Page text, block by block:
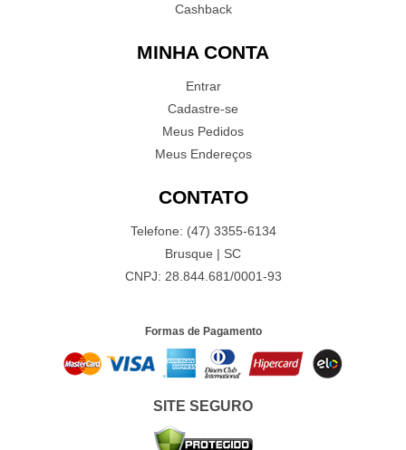
Cashback
MINHA CONTA
Entrar
Cadastre-se
Meus Pedidos
Meus Endereços
CONTATO
Telefone: (47) 3355-6134
Brusque | SC
CNPJ: 28.844.681/0001-93
Formas de Pagamento
SITE SEGURO